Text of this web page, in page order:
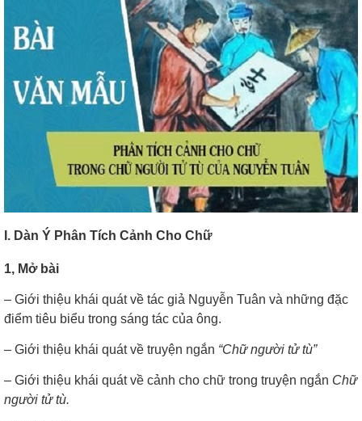
I. Dàn Ý Phân Tích Cảnh Cho Chữ
1, Mở bài
– Giới thiệu khái quát về tác giả Nguyễn Tuân và những đặc
điểm tiêu biểu trong sáng tác của ông.
– Giới thiệu khái quát về truyện ngắn “Chữ người tử tù”
– Giới thiệu khái quát về cảnh cho chữ trong truyện ngắn Chữ
người tử tù.